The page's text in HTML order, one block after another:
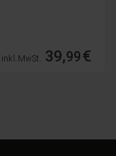
inkl. MwSt. 39,99€